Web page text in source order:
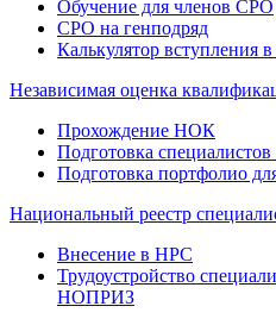
Обучение для членов СРО
СРО на генподряд
Калькулятор вступления
Независимая оценка
Прохождение НОК
Подготовка
Подготовка портфолио
Национальный реестр
Внесение в НРС
Трудоустройство
НОПРИЗ